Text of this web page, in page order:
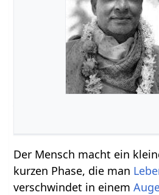
Der Mensch macht ein
kurzen Phase, die man
verschwindet in einem